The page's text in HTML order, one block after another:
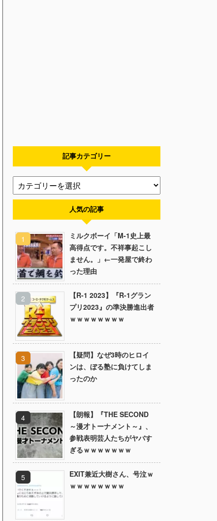
記事カテゴリー
人気の記事
ミルクボーイ「M-1史上最
高得点です。不祥事起こし
ません。」←一発屋で終わ
った理由
【R-1 2023】『R-1グラン
プリ2023』の準決勝進出者
ｗｗｗｗｗｗｗｗ
【疑問】なぜ3時のヒロイ
ンは、ぼる塾に負けてしま
ったのか
【朗報】『THE SECOND
～漫才トーナメント～』、
参戦表明芸人たちがヤバす
ぎるｗｗｗｗｗｗｗ
EXIT兼近大樹さん、号泣ｗ
ｗｗｗｗｗｗｗｗ